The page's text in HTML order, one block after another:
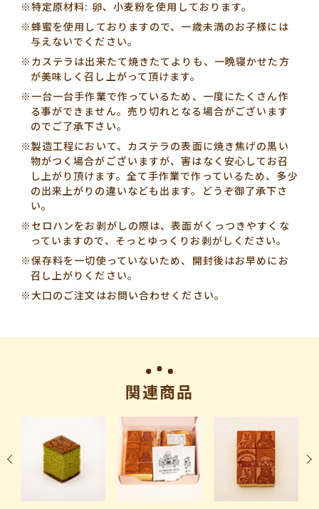
※特定原材料: 卵、小麦粉を使用しております。
※蜂蜜を使用しておりますので、一歳未満のお子様には
与えないでください。
※カステラは出来たて焼きたてよりも、一晩寝かせた方
が美味しく召し上がって頂けます。
※一台一台手作業で作っているため、一度にたくさん作
る事ができません。売り切れとなる場合がございます
のでご了承下さい。
※製造工程において、カステラの表面に焼き焦げの黒い
物がつく場合がございますが、害はなく安心してお召
し上がり頂けます。 全て手作業で作っているため、多少
の出来上がりの違いなども出ます。どうぞ御了承下さ
い。
※セロハンをお剥がしの際は、表面がくっつきやすくな
っていますので、そっとゆっくりお剥がしください。
※保存料を一切使っていないため、開封後はお早めにお
召し上がりください。
※大口のご注文はお問い合わせください。
関連商品